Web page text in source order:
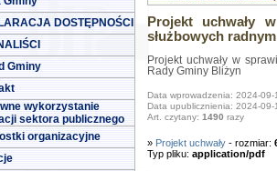
DOSTĘPNOŚCI
Gminy
wykorzystanie
sektora publicznego
organizacyjne
Projekt uchwały
służbowych
Projekt uchwały w
Rady Gminy Bliżyn
Data wprowadzenia: 2024-09-
Data upublicznienia: 2024-09-
Art. czytany: 1490 razy
» Projekt uchwały- rozmiar:
Typ pliku: application/pdf